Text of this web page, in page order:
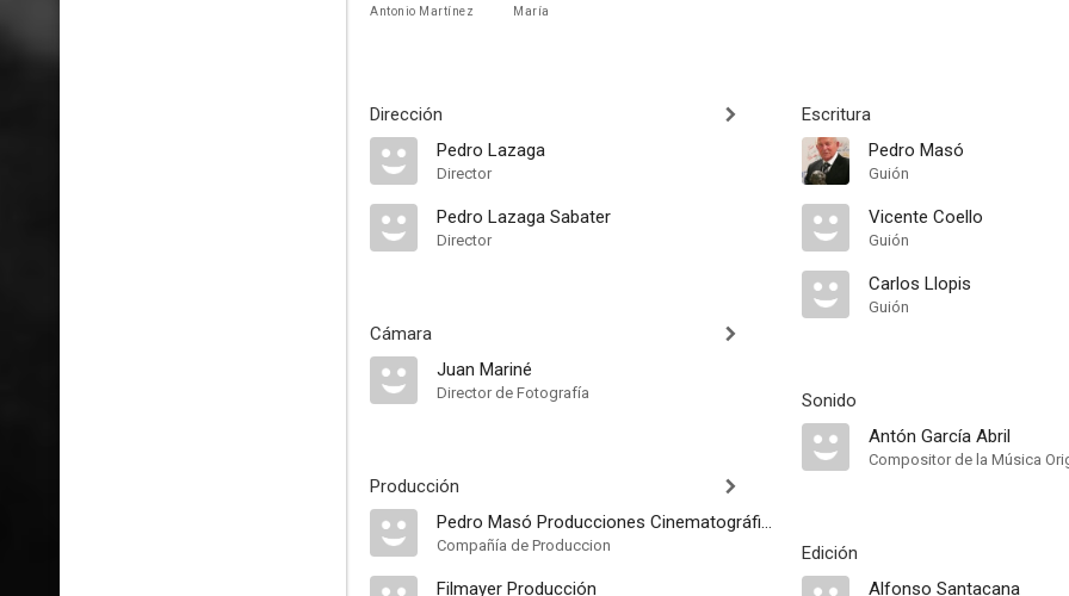
Antonio Martínez María
Dirección
Pedro Lazaga
Director
Pedro Lazaga Sabater
Director
Cámara
Juan Mariné
Director de Fotografía
Producción
Pedro Masó Producciones Cinematográficas
Compañía de Produccion
Filmayer Producción
Escritura
Pedro Masó
Guión
Vicente Coello
Guión
Carlos Llopis
Guión
Sonido
Antón García Abril
Compositor de la Música
Edición
Alfonso Santacana